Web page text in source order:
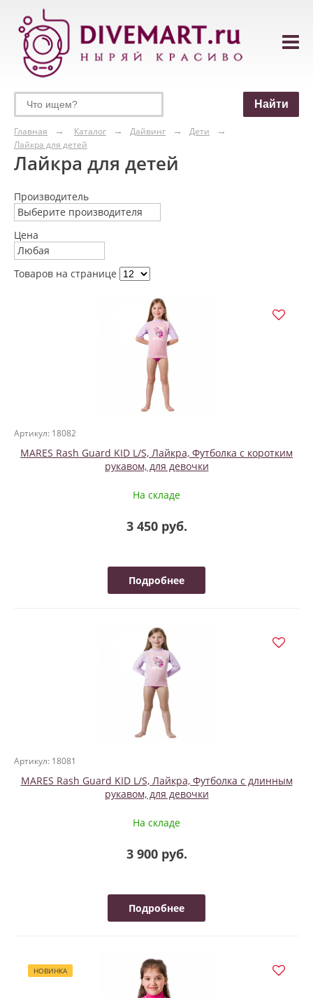
Главная Каталог Дайвинг
Дети
Лайкра для детей
Лайкра для детей
Производитель
Выберите производителя
Цена
Любая
Товаров на странице
Артикул: 18082
MARES Rash Guard KID L/S, Лайкра, Футболка с коротким
рукавом, для девочки
На складе
3 450 руб.
Подробнее
Артикул: 18081
MARES Rash Guard KID L/S, Лайкра, Футболка с длинным
рукавом, для девочки
На складе
3 900 руб.
Подробнее
НОВИНКА